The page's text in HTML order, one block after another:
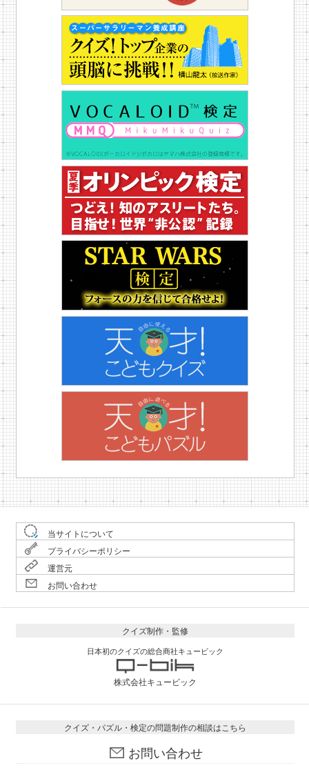
当サイトについて
プライバシーポリシー
運営元
お問い合わせ
クイズ制作・監修
日本初のクイズの総合商社キュービック
株式会社キュービック
クイズ・パズル・検定の問題制作の相談はこちら
お問い合わせ